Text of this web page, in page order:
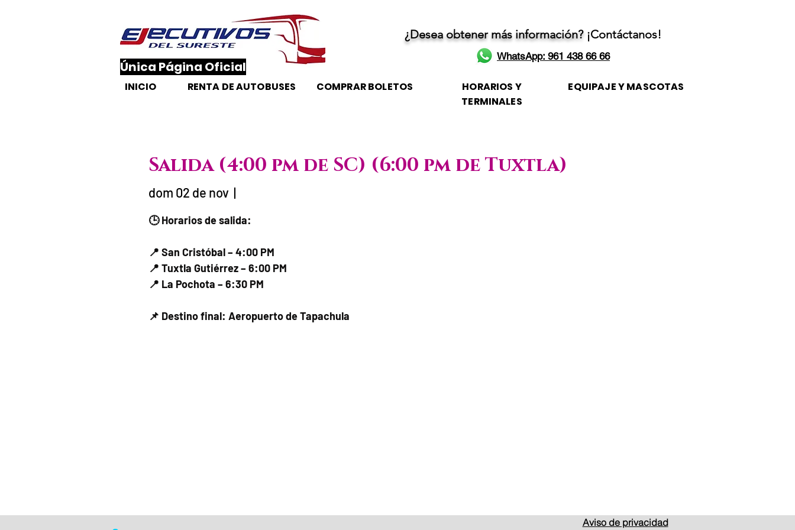
​Única Página Oficial
¿Desea obtener más información? ¡Contáctanos!
WhatsApp: 961 438 66 66
INICIO RENTA DE AUTOBUSES COMPRAR BOLETOS
HORARIOS Y
TERMINALES
EQUIPAJE Y MASCOTAS
Salida (4:00 pm de SC) (6:00 pm de Tuxtla)
dom 02 de nov
  |
🕒 Horarios de salida:
📍 San Cristóbal – 4:00 PM
📍 Tuxtla Gutiérrez – 6:00 PM
📍 La Pochota – 6:30 PM
📌 Destino final: Aeropuerto de Tapachula
Aviso de privacidad